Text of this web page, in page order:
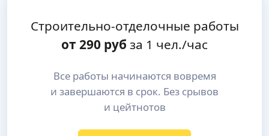
Строительно-отделочные работы
от 290 руб за 1 чел./час
Все работы начинаются вовремя
и завершаются в срок. Без срывов
и цейтнотов